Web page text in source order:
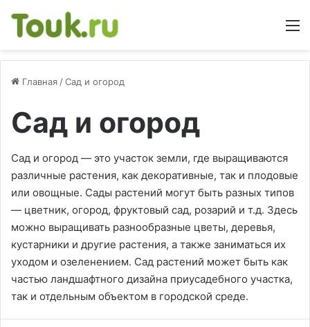
Главная /Сад и огород
Сад и огород
Сад и огород — это участок земли, где выращиваются
различные растения, как декоративные, так и плодовые
или овощные. Сады растений могут быть разных типов
— цветник, огород, фруктовый сад, розарий и т.д. Здесь
можно выращивать разнообразные цветы, деревья,
кустарники и другие растения, а также заниматься их
уходом и озеленением. Сад растений может быть как
частью ландшафтного дизайна приусадебного участка,
так и отдельным объектом в городской среде.